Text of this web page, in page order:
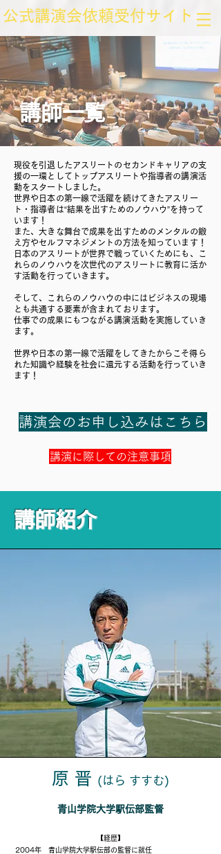
​公式講演会依頼受付サイト
​講師一覧
現役を引退したアスリートのセカンドキャリアの支
援の一環として トップアスリートや指導者の講演活
動をスタートしました。
世界や日本の第一線で活躍を続けてきたアスリー
ト・指導者は“結果を出すためのノウハウ”を持って
います！
また、大きな舞台で成果を出すためのメンタルの鍛
え方やセルフマネジメントの方法を知っています！
日本のアスリートが世界で戦っていくためにも、こ
れらのノウハウを次世代のアスリートに教育に活か
す活動を行っていきます。
そして、これらのノウハウの中にはビジネスの現場
とも共通する要素が含まれております。
​仕事での成果にもつながる講演活動を実施していき
ます。
​世界や日本の第一線で活躍をしてきたからこそ得ら
れた知識や経験を社会に還元する活動を行っていき
ます！
講演会のお申し込みはこちら
講演に際しての注意事項
講師紹介
原 晋 (はら すすむ)
青山学院大学駅伝部監督
【経歴】
2004年 青山学院大学駅伝部の監督に就任